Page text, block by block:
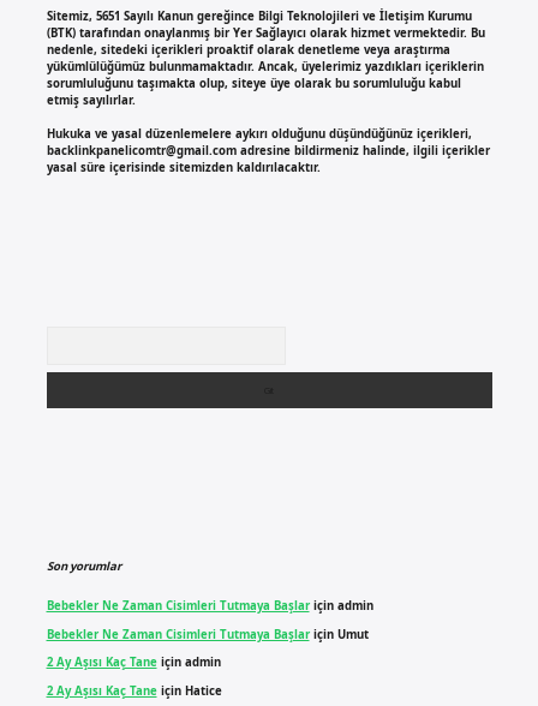
Sitemiz, 5651 Sayılı Kanun gereğince Bilgi Teknolojileri ve İletişim Kurumu
(BTK) tarafından onaylanmış bir Yer Sağlayıcı olarak hizmet vermektedir. Bu
nedenle, sitedeki içerikleri proaktif olarak denetleme veya araştırma
yükümlülüğümüz bulunmamaktadır. Ancak, üyelerimiz yazdıkları içeriklerin
sorumluluğunu taşımakta olup, siteye üye olarak bu sorumluluğu kabul
etmiş sayılırlar.
Hukuka ve yasal düzenlemelere aykırı olduğunu düşündüğünüz içerikleri,
backlinkpanelicomtr@gmail.comadresine bildirmeniz halinde, ilgili içerikler
yasal süre içerisinde sitemizden kaldırılacaktır.
Son yorumlar
Bebekler Ne Zaman Cisimleri Tutmaya Başlariçin admin
Bebekler Ne Zaman Cisimleri Tutmaya Başlariçin Umut
2 Ay Aşısı Kaç Taneiçin admin
2 Ay Aşısı Kaç Taneiçin Hatice